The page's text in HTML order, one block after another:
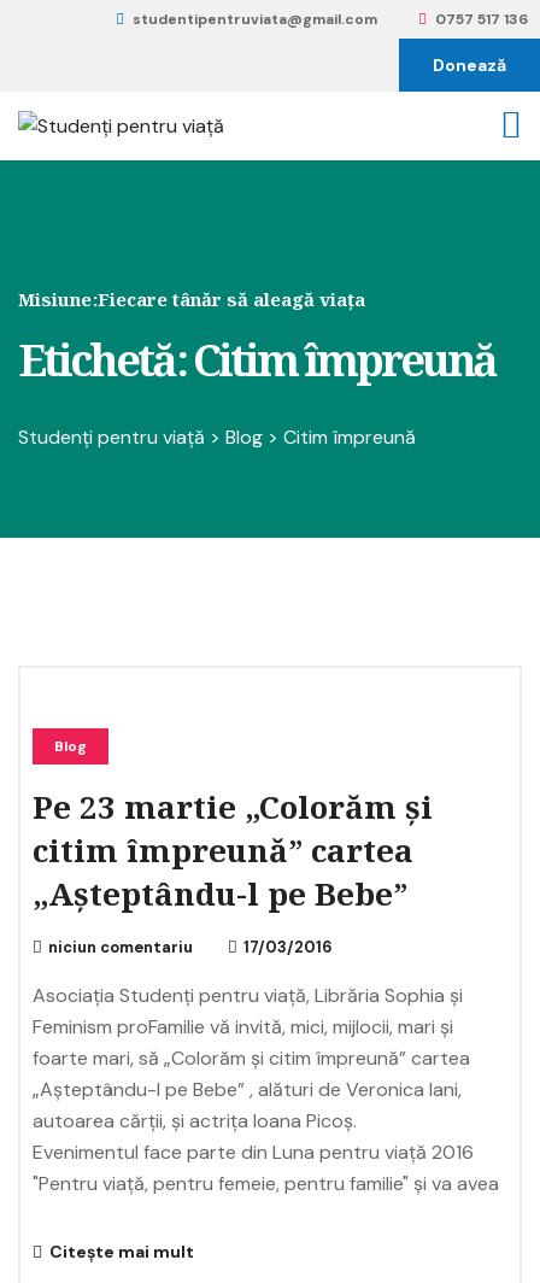
studentipentruviata@gmail.com 0757 517 136
Donează
Misiune:Fiecare tânăr să aleagă viața
Etichetă:Citim împreună
Studenți pentru viață > Blog > Citim împreună
Blog
Pe 23 martie „Colorăm și
citim împreună” cartea
„Așteptându-l pe Bebe”
niciun comentariu 17/03/2016
Asociația Studenți pentru viață, Librăria Sophia și
Feminism proFamilie vă invită, mici, mijlocii, mari și
foarte mari, să „Colorăm și citim împreună” cartea
„Așteptându-l pe Bebe” , alături de Veronica Iani,
autoarea cărții, și actrița Ioana Picoș.
Evenimentul face parte din Luna pentru viață 2016
"Pentru viață, pentru femeie, pentru familie" și va avea
Citește mai mult